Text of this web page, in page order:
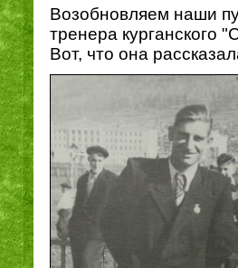
Возобновляем наши
тренера курганского
Вот, что она